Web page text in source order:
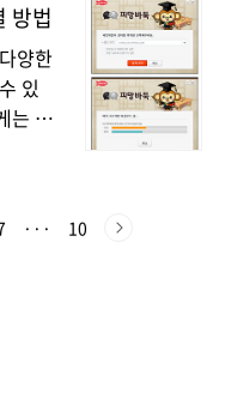
튼
임
릭
당
.광
균
점
방법
양한
있
는 친
통
다.··· 10